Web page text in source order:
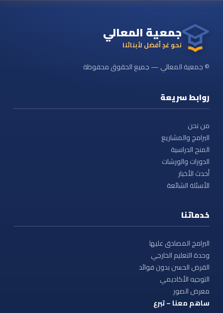
جمعية المعالي
نحو غدٍ أفضل لأبنائنا
© جمعية المعالي — جميع الحقوق محفوظة
روابط سريعة
من نحن
البرامج والمشاريع
المنح الدراسية
الدورات والورشات
أحدث الأخبار
الأسئلة الشائعة
خدماتنا
البرامج المصادق عليها
وحدة التعليم الخارجي
القرض الحسن بدون فوائد
التوجيه الأكاديمي
معرض الصور
ساهم معنا – تبرع